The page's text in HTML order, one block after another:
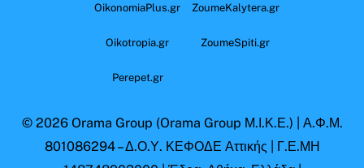
OikonomiaPlus.gr ZoumeKalytera.gr
Oikotropia.gr ZoumeSpiti.gr
Perepet.gr
© 2026 Orama Group (Orama Group Μ.Ι.Κ.Ε.) | Α.Φ.Μ.
801086294 – Δ.Ο.Υ. ΚΕΦΟΔΕ Αττικής | Γ.Ε.ΜΗ